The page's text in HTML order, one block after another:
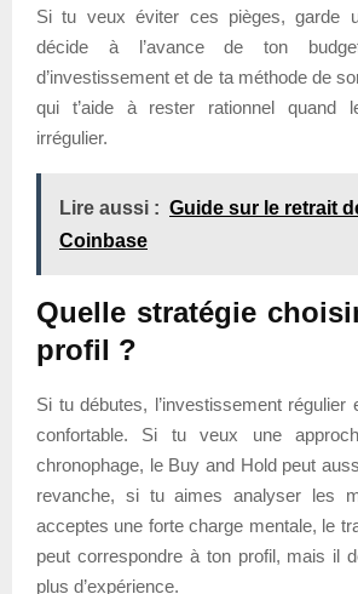
Si tu veux éviter ces pièges, garde
décide à l’avance de ton
d’investissement et de ta méthode de
qui t’aide à rester rationnel quand
irrégulier.
Lire aussi : Guide sur le retrait
Coinbase
Quelle stratégie
profil ?
Si tu débutes, l’investissement régulier
confortable. Si tu veux une
chronophage, le Buy and Hold peut
revanche, si tu aimes analyser les
acceptes une forte charge mentale, le
peut correspondre à ton profil, mais il
plus d’expérience.